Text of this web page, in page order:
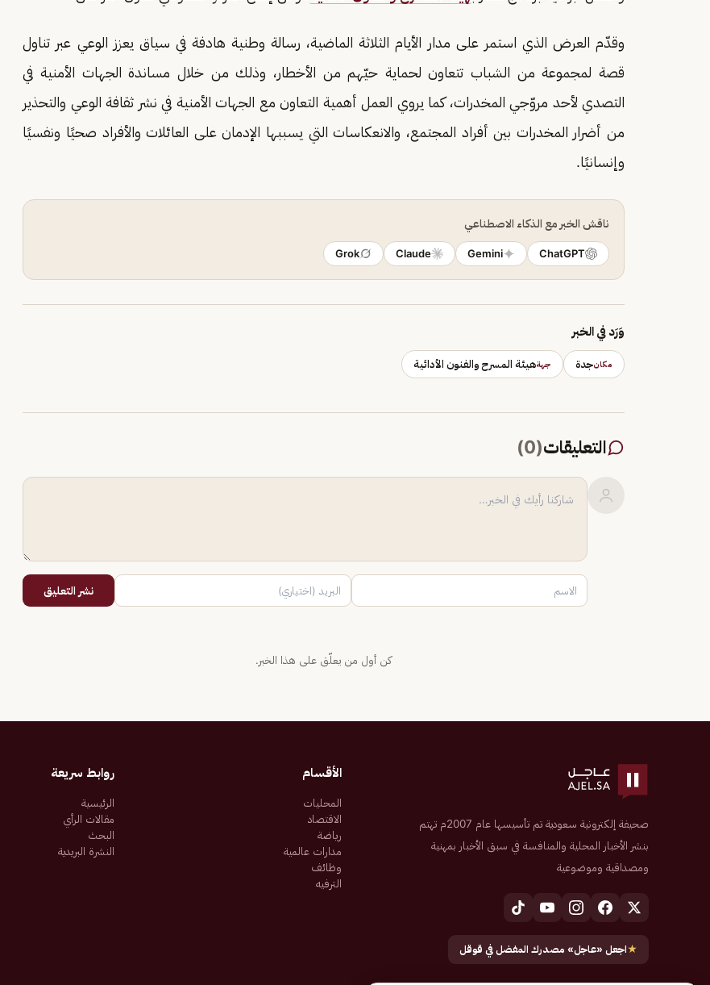
وقدّم العرض الذي استمر على مدار الأيام الثلاثة الماضية، رسالة وطنية هادفة في سياق يعزز الوعي عبر تناول
قصة لمجموعة من الشباب تتعاون لحماية حيّهم من الأخطار، وذلك من خلال مساندة الجهات الأمنية في
التصدي لأحد مروّجي المخدرات، كما يروي العمل أهمية التعاون مع الجهات الأمنية في نشر ثقافة الوعي والتحذير
من أضرار المخدرات بين أفراد المجتمع، والانعكاسات التي يسببها الإدمان على العائلات والأفراد صحيًا ونفسيًا
وإنسانيًا.
ناقش الخبر مع الذكاء الاصطناعي
ChatGPT
Gemini
Claude
Grok
وَرَد في الخبر
مكانجدة جهةهيئة المسرح والفنون الأدائية
التعليقات(
0
)
نشر التعليق
كن أول من يعلّق على هذا الخبر.
صحيفة إلكترونية سعودية تم تأسيسها عام 2007م تهتم
بنشر الأخبار المحلية والمنافسة في سبق الأخبار بمهنية
ومصداقية وموضوعية
★اجعل «عاجل» مصدرك المفضل في قوقل
الأقسام
المحليات
الاقتصاد
رياضة
مدارات عالمية
وظائف
الترفيه
روابط سريعة
الرئيسية
مقالات الرأي
البحث
النشرة البريدية